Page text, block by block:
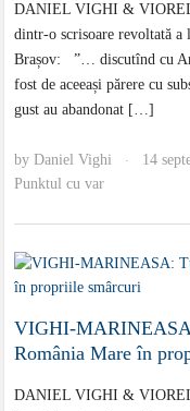
DANIEL VIGHI &
dintr-o scrisoare revoltată
Brașov: ”… discutînd cu
fost de aceeași părere cu
gust au abandonat […]
byDaniel Vighi · 14
Punktul cu var
VIGHI-
România Mare în
DANIEL VIGHI &